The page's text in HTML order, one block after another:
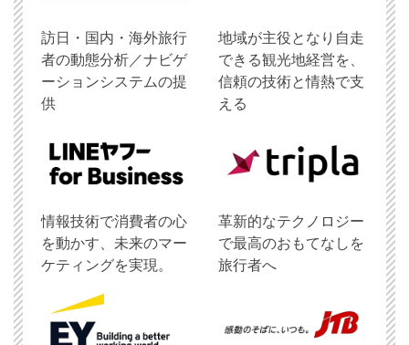
訪日・国内・海外旅行
者の動態分析／ナビゲ
ーションシステムの提
供
地域が主役となり自走
できる観光地経営を、
信頼の技術と情熱で支
える
情報技術で消費者の心
を動かす、未来のマー
ケティングを実現。
革新的なテクノロジー
で最高のおもてなしを
旅行者へ